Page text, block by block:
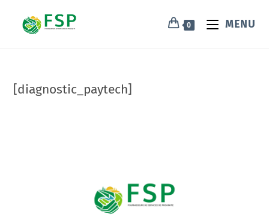
0 MENU
[diagnostic_paytech]